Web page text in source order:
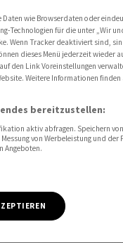
wie Browserdaten oder
Technologien für die unter „Wir
Wenn Tracker deaktiviert sind,
dieses Menü jederzeit wieder
den Link Voreinstellungen
Weitere Informationen finden
bereitzustellen:
aktiv abfragen. Speichern
von Werbeleistung und der
Angeboten.